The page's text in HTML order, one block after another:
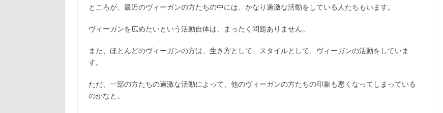
ところが、最近のヴィーガンの方たちの中には、かなり過激な活動をしている人たちもいます。
ヴィーガンを広めたいという活動自体は、まったく問題ありません。
また、ほとんどのヴィーガンの方は、生き方として、スタイルとして、ヴィーガンの活動をしていま
す。
ただ、一部の方たちの過激な活動によって、他のヴィーガンの方たちの印象も悪くなってしまっている
のかなと。